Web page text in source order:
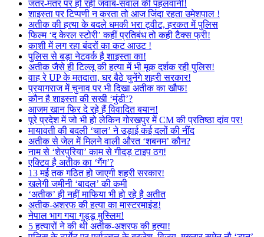
जंतर-मंतर पर हो रही जवाब-सवाल की पहलवानी!
शाइस्ता पर टिप्पणी न करता तो आज जिंदा रहता उमेशपाल !
अतीक की हत्या के बदले धमकी भरा ट्वीट, हरकत में पुलिस
फिल्म ‘द केरल स्टोरी’ कहीं प्रतिबंध तो कही टैक्स फ्री!
काशी में लग रहा बंदरों का कट आउट !
पुलिस से बड़ा नेटवर्क है शाइस्ता का!
अतीक जैसे ही टिल्लू की हत्या में भी मूक दर्शक रही पुलिस!
वाह रे UP के मतदाता, घर बैठे चुनेंगे शहरी सरकार!
प्रयागराज में चुनाव पर भी दिखा अतीक का खौफ!
कौन है शाइस्ता की सखी ‘मुंडी’?
आजम खान फिर दे रहे हैं विवादित बयान!
पूरे प्रदेश में जो भी हो लेकिन गोरखपुर में CM की प्रतिष्ठा दांव पर!
मायावती की बदली ‘चाल’ ने उड़ाई कई दलों की नींद
अतीक से जेल में मिलने वाली औरत ‘शबनम’ कौन?
नाम से ‘शेरपुरिया’ काम से गीदड़ टाइप ठग!
एक्टिव है अतीक का ‘गैंग’?
13 मई तक गठित हो जाएगी शहरी सरकार!
खलेगी जमीनी ‘बादल’ की कमी
‘अतीक’ ही नहीं माफिया भी हो रहे है अतीत
अतीक-अशरफ की हत्या का मास्टरमाइंड!
नेपाल भाग गया गुड्डू मुस्लिम!
5 हत्यारों ने की थी अतीक-अशरफ की हत्या!